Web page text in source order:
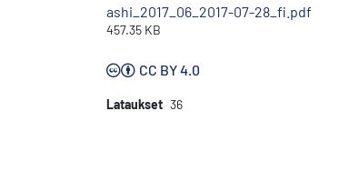
ashi_2017_06_2017-07-28_fi.pdf
457.35 KB
CC BY 4.0
Lataukset 36